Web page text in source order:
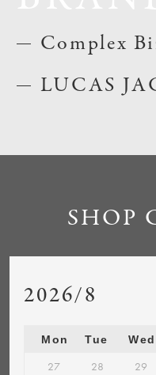
Complex
LUCAS
SHOP
2026/8
Mon Tue Wed
27 28 29